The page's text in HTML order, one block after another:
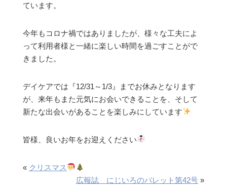
ています。
今年もコロナ禍ではありましたが、様々な工夫によ
って利用者様と一緒に楽しい時間を過ごすことがで
きました。
デイケアでは 『12/31～1/3』
までお休みとなります
が、来年もまた元気にお会いできることを、そして
新たな出会いがあることを楽しみにしています
皆様、良いお年をお迎えください
« クリスマス
広報誌 にじいろのパレット第42号 »